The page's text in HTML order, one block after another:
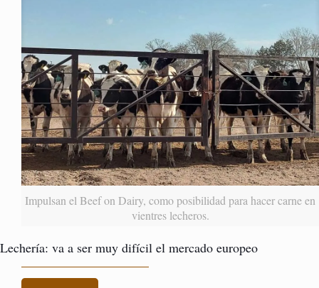
Impulsan el Beef on Dairy, como posibilidad para hacer carne en
vientres lecheros.
Lechería: va a ser muy difícil el mercado europeo